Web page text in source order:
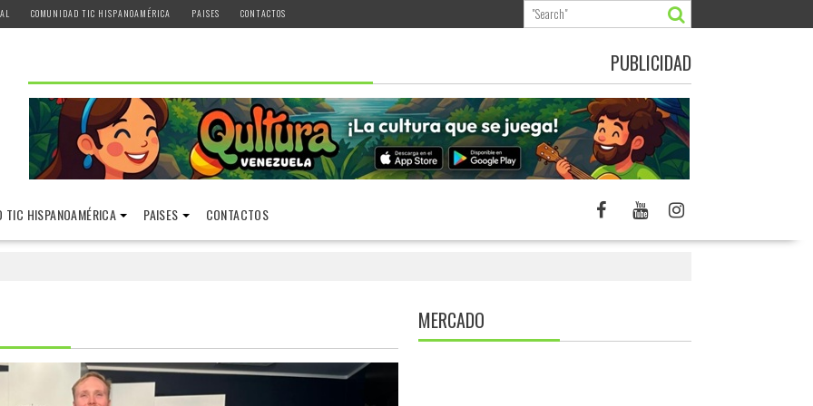
COMUNIDAD TIC HISPANOAMÉRICA PAISES CONTACTOS
PUBLICIDAD
TIC HISPANOAMÉRICA PAISES CONTACTOS
MERCADO